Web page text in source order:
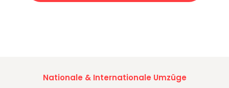
Nationale & Internationale Umzüge